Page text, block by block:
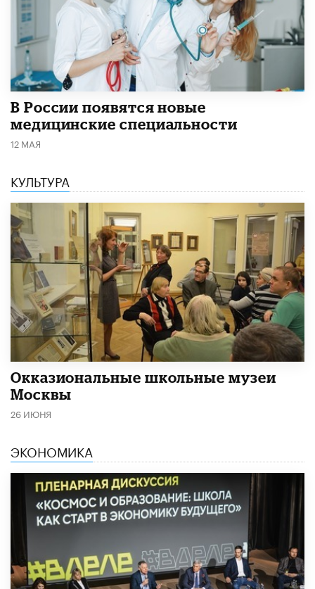
В России появятся новые
медицинские специальности
12 МАЯ
КУЛЬТУРА
​Окказиональные школьные музеи
Москвы
26 ИЮНЯ
ЭКОНОМИКА